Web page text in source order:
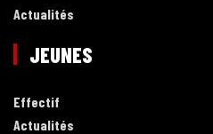
Actualités
JEUNES
Effectif
Actualités